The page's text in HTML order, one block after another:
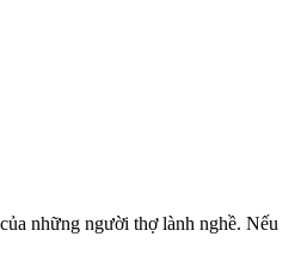
những người thợ lành nghề. Nếu